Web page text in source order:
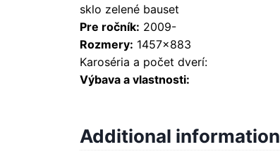
sklo zelené bauset
Pre ročník: 2009-
Rozmery: 1457×883
Karoséria a počet dverí:
Výbava a vlastnosti:
Additional information